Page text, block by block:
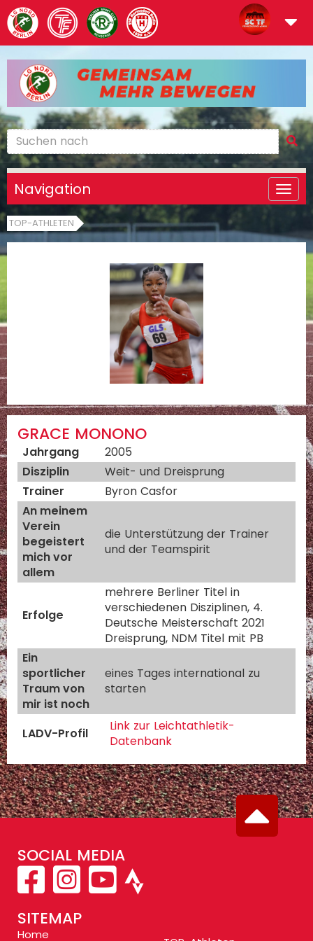
Navigation
TOP-ATHLETEN
GRACE MONONO
Jahrgang
2005
Disziplin
Weit- und Dreisprung
Trainer
Byron Casfor
An meinem
Verein
begeistert
mich vor
allem
die Unterstützung der Trainer
und der Teamspirit
Erfolge
mehrere Berliner Titel in
verschiedenen Disziplinen, 4.
Deutsche Meisterschaft 2021
Dreisprung, NDM Titel mit PB
Ein
sportlicher
Traum von
mir ist noch
eines Tages international zu
starten
LADV-Profil
Link zur Leichtathletik-
Datenbank
SOCIAL MEDIA
SITEMAP
Home